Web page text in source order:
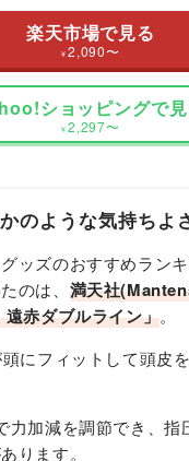
楽天市場で見る
¥ 2,090〜
ショッピングで
¥ 2,297〜
のような気持ちよ
ッズのおすすめラン
のは、 満天社
赤ダブルライン」。
にフィットして頭皮
力加減を調節でき、指
ります。